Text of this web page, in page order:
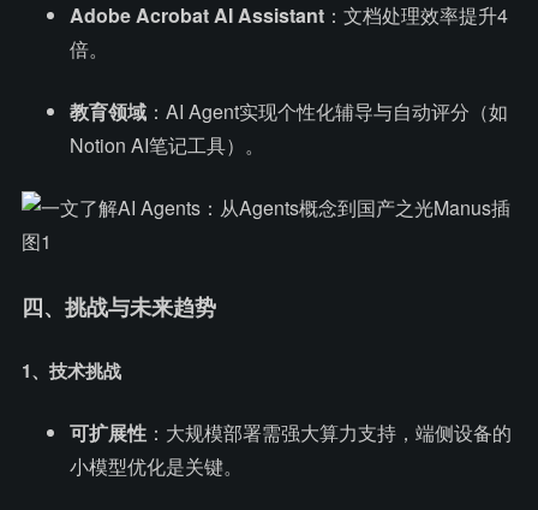
Adobe Acrobat AI Assistant ：文档处理效率提升4
倍。
教育领域 ：AI Agent实现个性化辅导与自动评分（如
Notion AI笔记工具）。
四、挑战与未来趋势
1、技术挑战
可扩展性 ：大规模部署需强大算力支持，端侧设备的
小模型优化是关键。